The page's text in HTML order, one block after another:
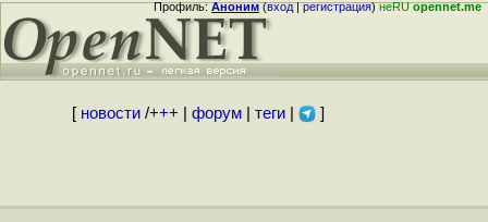
Профиль:Аноним(вход|регистрация)неRUopennet.me
[ новости/+++ форум| теги| ]